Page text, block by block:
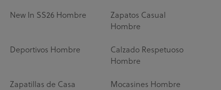
New In SS26 Hombre
Zapatos Casual
Hombre
Deportivos Hombre
Calzado Respetuoso
Hombre
Zapatillas de Casa
Mocasines Hombre